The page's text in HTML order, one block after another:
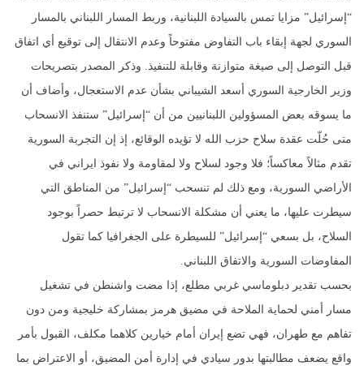
“إسرائيل” مزايا تمس بالسيادة اللبنانية، وربط المسار اللبناني بالمسار
السوري لجهة إبقاء باب التفاوض مفتوحاً وعدم الانتقال إلى توقيع أي اتفاق
قبل التوصل إلى صيغة متوازنة وقابلة للتنفيذ. وذكر المصدر بتصريحات
وزير الخارجية السوري أسعد الشيباني بشأن عدم الاستعجال، وأضاف أن
ما يسوقه بعض المسؤولين اللبنانيين من أن “إسرائيل” ستنفذ الانسحاب
متى حُلّت عقدة سلاح حزب الله لا تؤيده الوقائع، إذ إن التجربة السورية
تقدم مثالاً معاكساً؛ فلا وجود لسلاح ولا لمقاومة ولا نفوذ ايراني في
الأراضي السورية، ومع ذلك لم تنسحب “إسرائيل” من المناطق التي
سيطرت عليها، ما يعني أن مشكلة الانسحاب لا ترتبط حصراً بوجود
السلاح، بل بسعي “إسرائيل” للسيطرة على الجغرافيا كما تقول
المفاوضات السورية والاتفاق اللبناني.
بحسب تقدير دبلوماسي غربي مطلع، إذا مضت واشنطن في تشغيل
مسار أمني لحماية الملاحة في مضيق هرمز بمشاركة خليجية ومن دون
تفاهم مع طهران، فهي تضع إيران أمام خيارين كلاهما مكلف، القبول بأمر
واقع يضعف مطالبتها بدور سيادي في إدارة أمن المضيق، أو الاعتراض بما